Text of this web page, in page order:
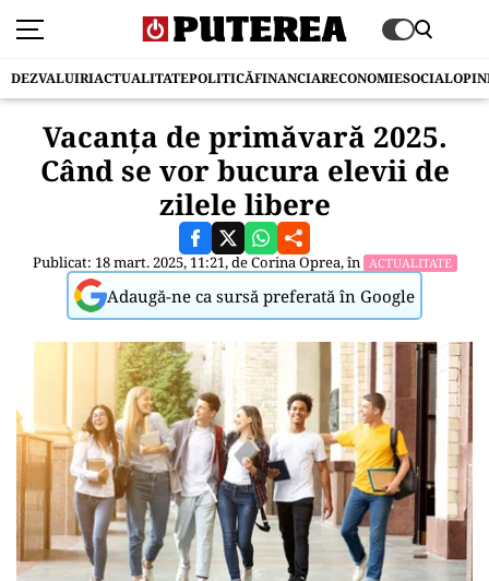
DEZVALUIRIACTUALITATEPOLITICĂFINANCIARECONOMIESOCIAL
Vacanța de primăvară 2025.
Când se vor bucura elevii de
zilele libere
Publicat: 18 mart. 2025, 11:21, deCorina Oprea, în ACTUALITATE
Adaugă-ne ca sursă preferată în Google